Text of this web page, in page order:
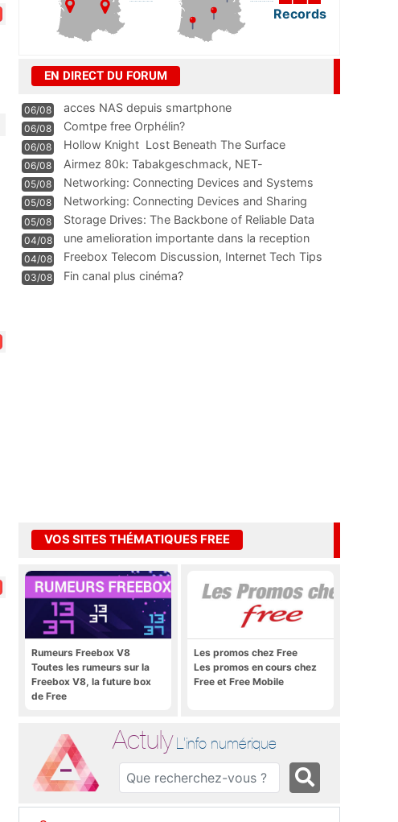
Records
EN DIRECT DU FORUM
06/08 acces NAS depuis smartphone
06/08 Comtpe free Orphélin?
06/08 Hollow Knight  Lost Beneath The Surface
06/08
Airmez 80k: Tabakgeschmack, NET-
Technologie und Leistung im
05/08 Networking: Connecting Devices and Systems
05/08
Networking: Connecting Devices and Sharing
Information
05/08
Storage Drives: The Backbone of Reliable Data
Management
04/08
une amelioration importante dans la reception
WIFI
04/08
Freebox Telecom Discussion, Internet Tech Tips
Communi
03/08 Fin canal plus cinéma?
VOS SITES THÉMATIQUES FREE
Rumeurs Freebox V8
Toutes les rumeurs sur la
Freebox V8, la future box
de Free
Les promos chez Free
Les promos en cours chez
Free et Free Mobile
Actuly L'info numérique